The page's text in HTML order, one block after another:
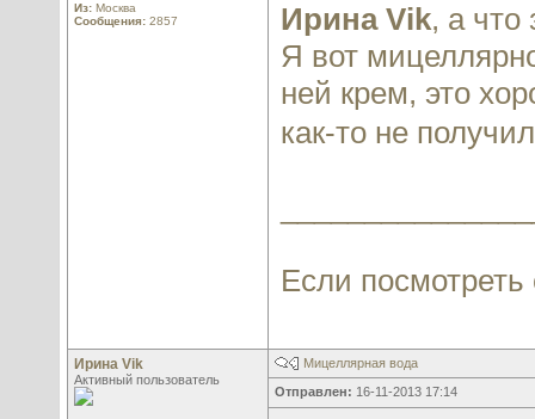
Из: Москва
Сообщения: 2857 Ирина Vik, а что
Я вот
ней крем, это
как-то не
Если посмотреть
Ирина Vik
Активный пользователь
Мицеллярная вода
Отправлен: 16-11-2013 17:14